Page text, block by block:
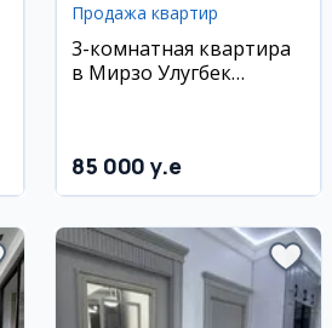
Продажа квартир
3-комнатная квартира
в Мирзо Улугбек
85 000 y.e